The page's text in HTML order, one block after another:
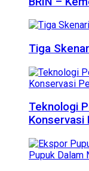
Tiga
Teknologi
Konservasi